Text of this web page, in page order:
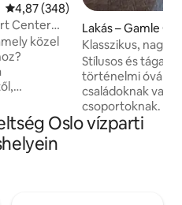
Átlagos értékelés: 5/4,87, 348
4,87 (348)
Center
közel
élvezhesd
és
erkély és
Lakás – Gamle
Klasszikus, nagy
közelében | 6 fő
Stílusos és tágas
történelmi
családoknak
csoportoknak.
hálószoba
négyzetméteres
Oslo vízparti